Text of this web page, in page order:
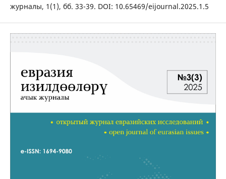
журналы, 1(1), бб. 33-39. DOI: 10.65469/eijournal.2025.1.5